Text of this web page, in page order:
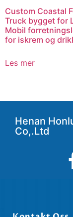
Custom Coastal
Truck bygget for
Mobil
for iskrem og
Les mer
Henan
Co,.Ltd